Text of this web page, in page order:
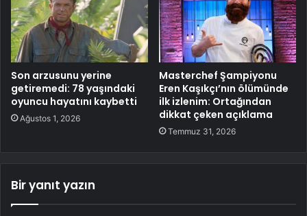
Son arzusunu yerine
getiremedi: 78 yaşındaki
oyuncu hayatını kaybetti
Ağustos 1, 2026
Masterchef Şampiyonu
Eren Kaşıkçı’nın ölümünde
ilk izlenim: Ortağından
dikkat çeken açıklama
Temmuz 31, 2026
Bir yanıt yazın